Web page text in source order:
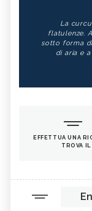
La
flatulenze.
sotto forma
di aria e
EFFETTUA UNA
TROVA